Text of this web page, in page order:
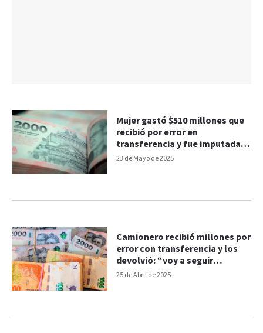
23 de Mayo de 2025
Mujer gastó $510 millones que
recibió por error en
transferencia y fue imputada
por defraudación
25 de Abril de 2025
Camionero recibió millones por
error con transferencia y los
devolvió: “voy a seguir
trabajando”